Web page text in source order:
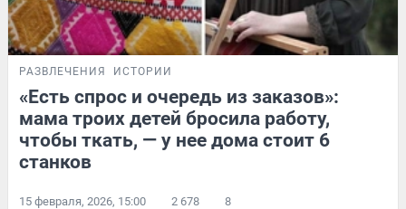
РАЗВЛЕЧЕНИЯ ИСТОРИИ
«Есть спрос и очередь из заказов»:
мама троих детей бросила работу,
чтобы ткать, — у нее дома стоит 6
станков
15 февраля, 2026, 15:00 2 678 8